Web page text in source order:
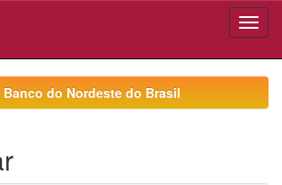
Banco do Nordeste do Brasil